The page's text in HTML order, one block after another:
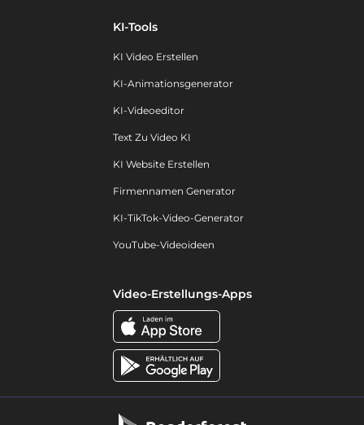
KI-Tools
KI Video Erstellen
KI-Animationsgenerator
KI-Videoeditor
Text Zu Video KI
KI Website Erstellen
Firmennamen Generator
KI-TikTok-Video-Generator
YouTube-Videoideen
Video-Erstellungs-Apps